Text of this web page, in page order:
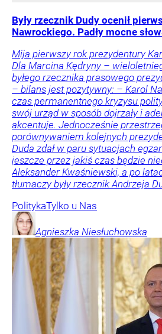
Były rzecznik Dudy ocenił
Nawrockiego. Padły mocne
Mija pierwszy rok prezydentury
Dla Marcina Kędryny –
byłego rzecznika prasowego
– bilans jest pozytywny: – Karol
czas permanentnego kryzysu
swój urząd w sposób dojrzały i
akcentuje. Jednocześnie
porównywaniem kolejnych
Duda zdał w paru sytuacjach
jeszcze przez jakiś czas będzie
Aleksander Kwaśniewski, a po
tłumaczy były rzecznik Andrzeja
PolitykaTylko u Nas
Agnieszka Niesłuchowska